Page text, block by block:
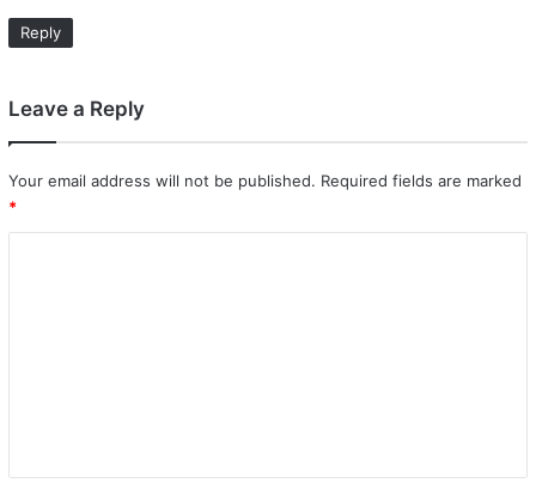
Reply
Leave a Reply
Your email address will not be published. Required fields are marked
*